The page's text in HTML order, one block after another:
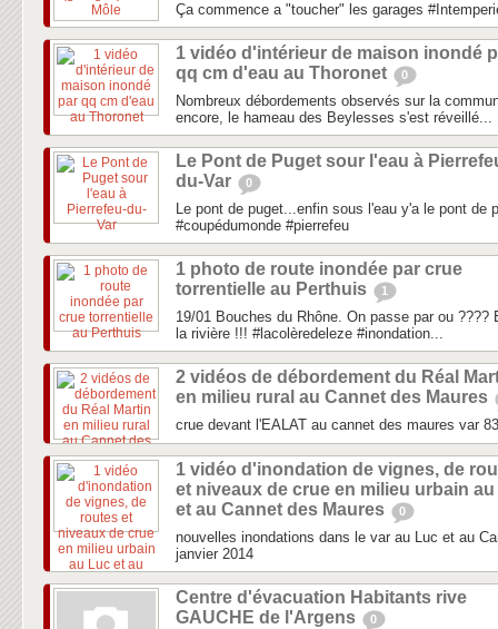
Ça commence a "toucher" les garages
1 vidéo d'intérieur de maison inondé
qq cm d'eau au Thoronet
0
Nombreux débordements observés sur la
encore, le hameau des Beylesses s'est réveillé...
Le Pont de Puget sour l'eau à
du-Var
0
Le pont de puget...enfin sous l'eau y'a le pont de
#coupédumonde #pierrefeu
1 photo de route inondée par crue
torrentielle au Perthuis
1
19/01 Bouches du Rhône. On passe par ou ????
la rivière !!! #lacolèredeleze #inondation...
2 vidéos de débordement du Réal
en milieu rural au Cannet des Maures
crue devant l'EALAT au cannet des maures var 83
1 vidéo d'inondation de vignes, de
et niveaux de crue en milieu urbain
et au Cannet des Maures
0
nouvelles inondations dans le var au Luc et au
janvier 2014
Centre d'évacuation Habitants rive
GAUCHE de l'Argens
0